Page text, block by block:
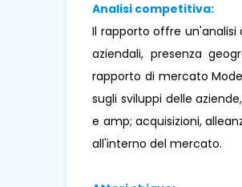
Analisi competitiva:
Il rapporto offre
aziendali, presenza
rapporto di mercato
sugli sviluppi delle
e amp; acquisizioni,
all'interno del mercato.